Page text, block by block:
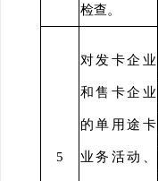
检查。
5
对发卡企业
和售卡企业
的单用途卡
业务活动、